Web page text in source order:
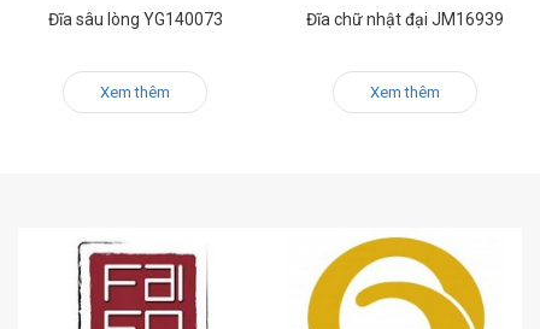
Đĩa sâu lòng YG140073
Xem thêm
Đĩa chữ nhật đại JM16939
Xem thêm